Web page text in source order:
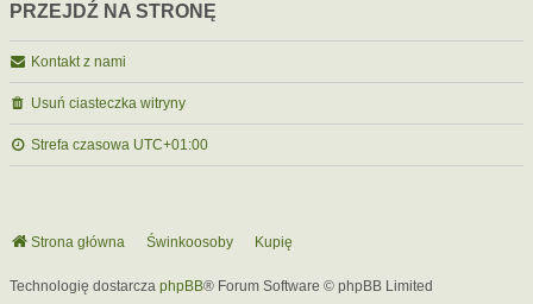
PRZEJDŹ NA STRONĘ
Kontakt z nami
Usuń ciasteczka witryny
Strefa czasowa UTC+01:00
Strona główna Świnkoosoby Kupię
Technologię dostarcza phpBB® Forum Software © phpBB Limited